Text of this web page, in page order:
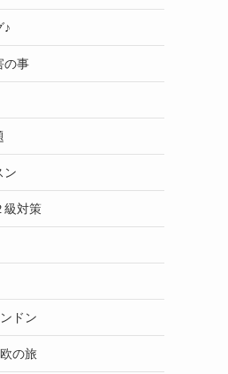
♪
の事
ン
対策
ドン
の旅